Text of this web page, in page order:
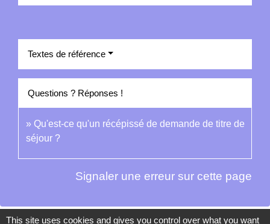
Textes de référence
Questions ? Réponses !
Qu'est-ce qu'un récépissé de demande de titre de
séjour ?
Signaler une erreur sur cette page
This site uses cookies and gives you control over what you want